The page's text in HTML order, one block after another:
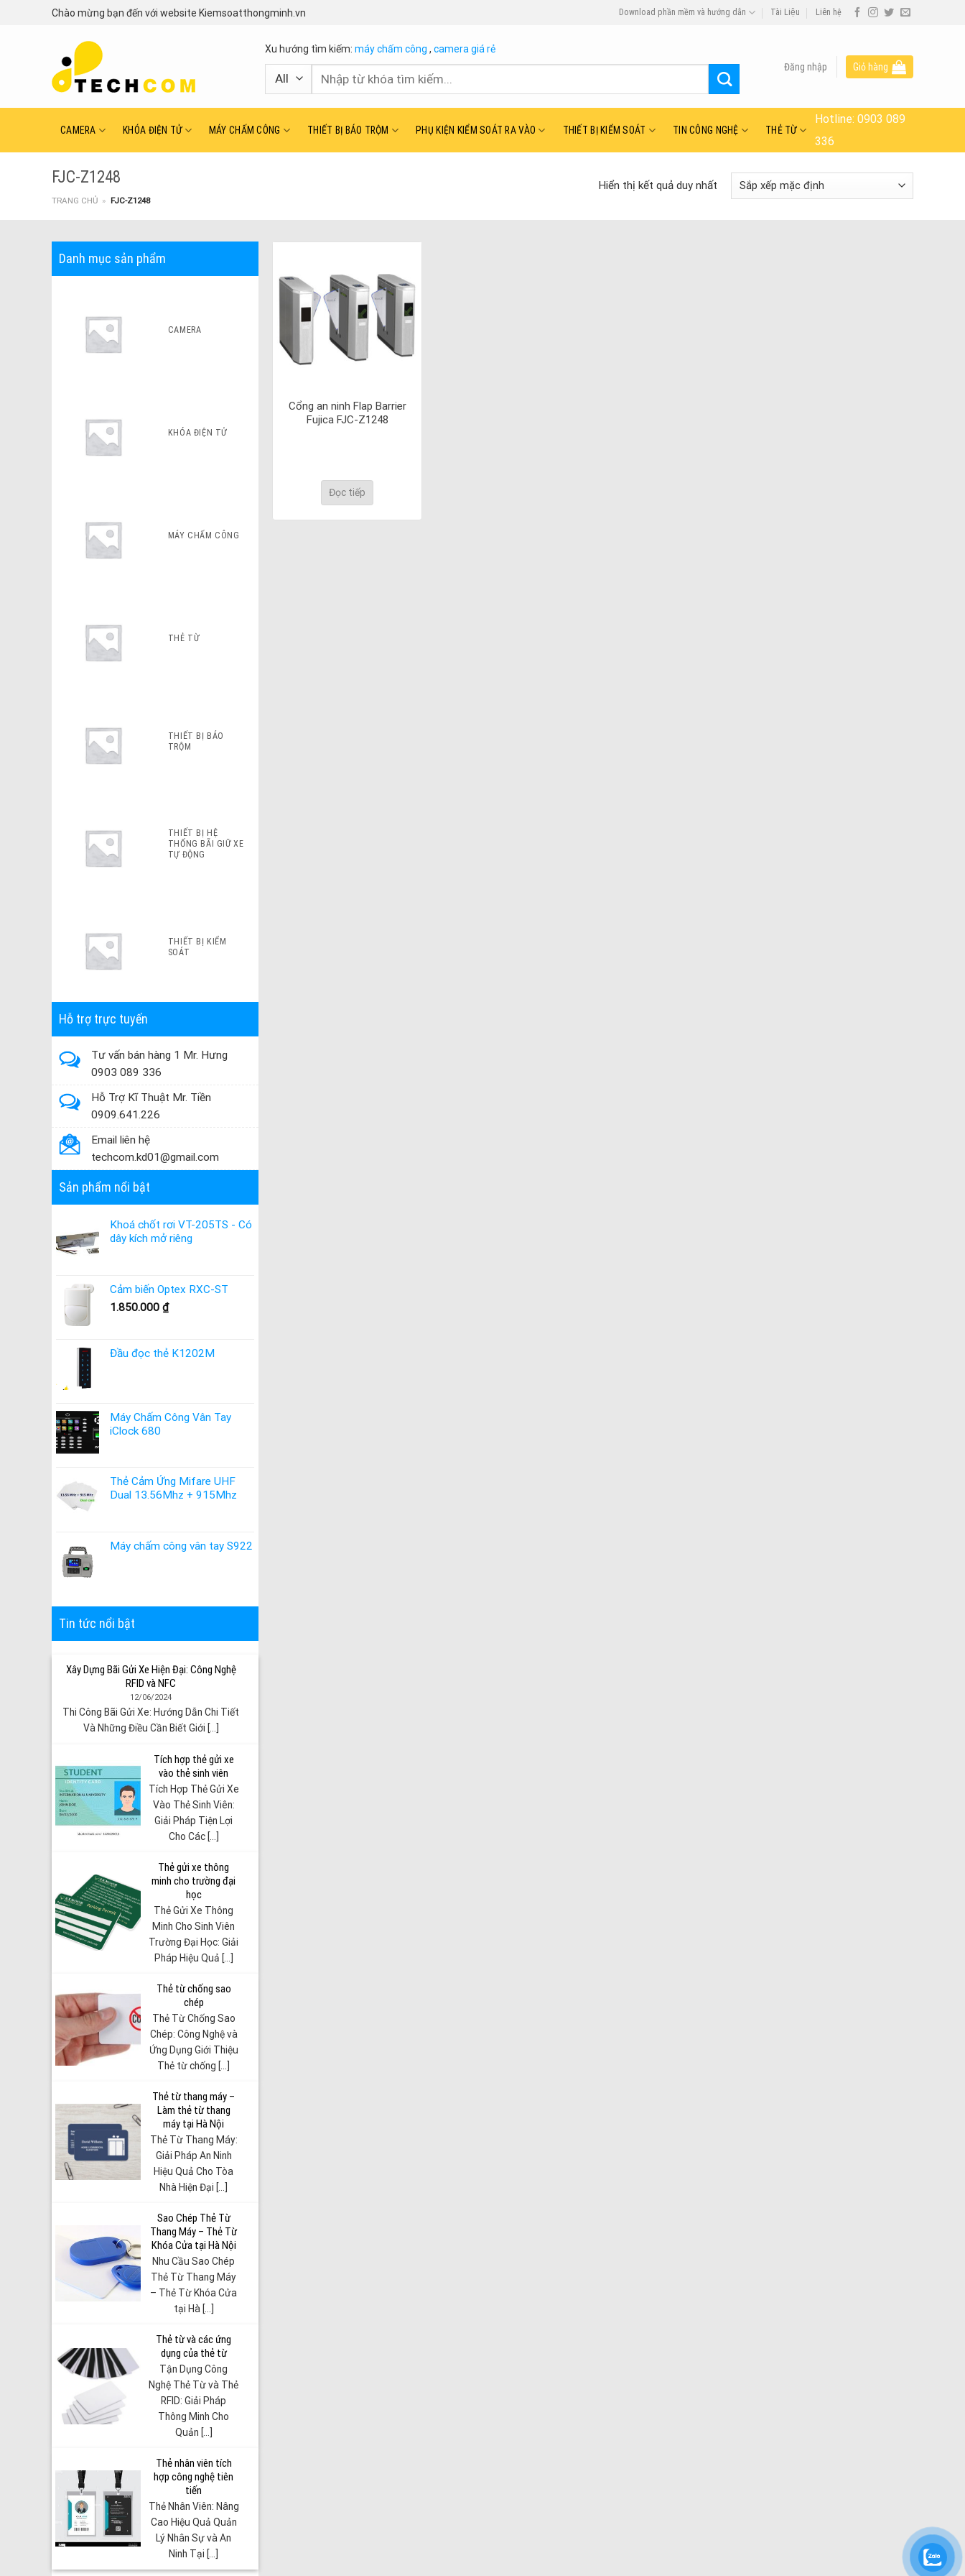
Chào mừng bạn đến với website Kiemsoatthongminh.vn Download phần mềm và hướng dẫn Tài Liệu Liên hệ
Xu hướng tìm kiếm: máy chấm công , camera giá rẻ
Tìm
Đăng nhập Giỏ hàng
CAMERA KHÓA ĐIỆN TỬ MÁY CHẤM CÔNG THIẾT BỊ BÁO TRỘM PHỤ KIỆN KIỂM SOÁT RA VÀO THIẾT BỊ KIỂM SOÁT TIN CÔNG NGHỆ THẺ TỪ
Hotline:0903 089
336
FJC-Z1248
TRANG CHỦ » FJC-Z1248
Hiển thị kết quả duy nhất
Danh mục sản phẩm
CAMERA
KHÓA ĐIỆN TỬ
MÁY CHẤM CÔNG
THẺ TỪ
THIẾT BỊ BÁO
TRỘM
THIẾT BỊ HỆ
THỐNG BÃI GIỮ XE
TỰ ĐỘNG
THIẾT BỊ KIỂM
SOÁT
Hỗ trợ trực tuyến
Tư vấn bán hàng 1 Mr. Hưng
0903 089 336
Hỗ Trợ Kĩ Thuật Mr. Tiền
0909.641.226
Email liên hệ
techcom.kd01@gmail.com
Sản phẩm nổi bật
Khoá chốt rơi VT-205TS - Có
dây kích mở riêng
Cảm biến Optex RXC-ST
1.850.000 ₫
Đầu đọc thẻ K1202M
Máy Chấm Công Vân Tay
iClock 680
Thẻ Cảm Ứng Mifare UHF
Dual 13.56Mhz + 915Mhz
Máy chấm công vân tay S922
Tin tức nổi bật
Xây Dựng Bãi Gửi Xe Hiện Đại: Công Nghệ
RFID và NFC
12/06/2024
Thi Công Bãi Gửi Xe: Hướng Dẫn Chi Tiết
Và Những Điều Cần Biết Giới [...]
Tích hợp thẻ gửi xe
vào thẻ sinh viên
Tích Hợp Thẻ Gửi Xe
Vào Thẻ Sinh Viên:
Giải Pháp Tiện Lợi
Cho Các [...]
Thẻ gửi xe thông
minh cho trường đại
học
Thẻ Gửi Xe Thông
Minh Cho Sinh Viên
Trường Đại Học: Giải
Pháp Hiệu Quả [...]
Thẻ từ chống sao
chép
Thẻ Từ Chống Sao
Chép: Công Nghệ và
Ứng Dụng Giới Thiệu
Thẻ từ chống [...]
Thẻ từ thang máy –
Làm thẻ từ thang
máy tại Hà Nội
Thẻ Từ Thang Máy:
Giải Pháp An Ninh
Hiệu Quả Cho Tòa
Nhà Hiện Đại [...]
Sao Chép Thẻ Từ
Thang Máy – Thẻ Từ
Khóa Cửa tại Hà Nội
Nhu Cầu Sao Chép
Thẻ Từ Thang Máy
– Thẻ Từ Khóa Cửa
tại Hà [...]
Thẻ từ và các ứng
dụng của thẻ từ
Tận Dụng Công
Nghệ Thẻ Từ và Thẻ
RFID: Giải Pháp
Thông Minh Cho
Quản [...]
Thẻ nhân viên tích
hợp công nghệ tiên
tiến
Thẻ Nhân Viên: Nâng
Cao Hiệu Quả Quản
Lý Nhân Sự và An
Ninh Tại [...]
Cổng an ninh Flap Barrier
Fujica FJC-Z1248
Đọc tiếp